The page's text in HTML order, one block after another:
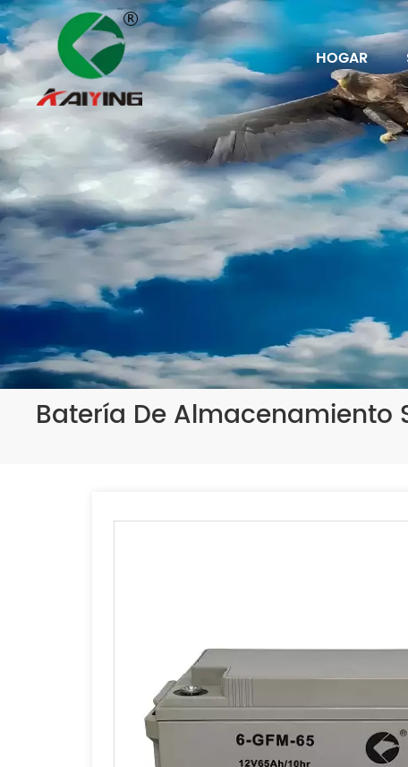
HOGAR
Batería De Almacenamiento